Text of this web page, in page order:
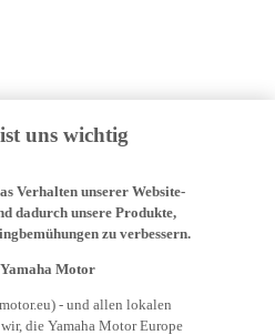
uns wichtig
Verhalten unserer Website-
dadurch unsere Produkte,
zu verbessern.
Motor
- und allen lokalen
die Yamaha Motor Europe